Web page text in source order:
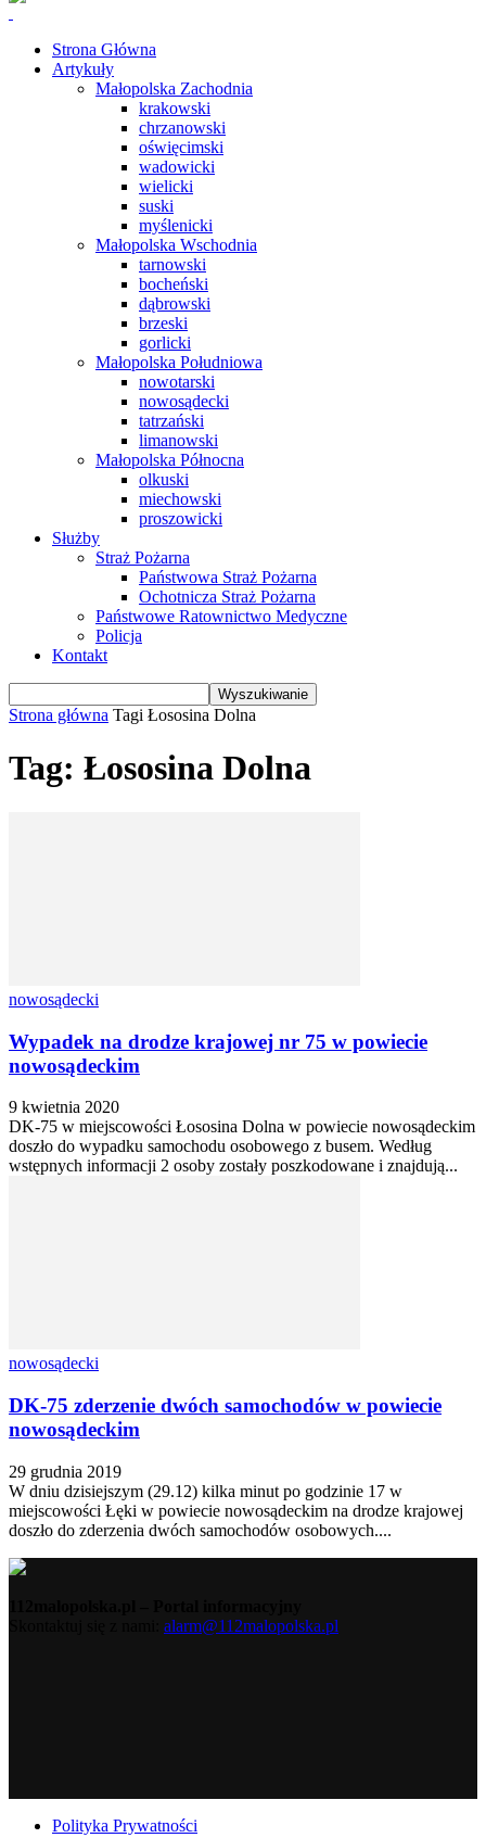
Strona Główna
Artykuły
Małopolska Zachodnia
krakowski
chrzanowski
oświęcimski
wadowicki
wielicki
suski
myślenicki
Małopolska Wschodnia
tarnowski
bocheński
dąbrowski
brzeski
gorlicki
Małopolska Południowa
nowotarski
nowosądecki
tatrzański
limanowski
Małopolska Północna
olkuski
miechowski
proszowicki
Służby
Straż Pożarna
Państwowa Straż Pożarna
Ochotnicza Straż Pożarna
Państwowe Ratownictwo Medyczne
Policja
Kontakt
Strona główna Tagi Łososina Dolna
Tag: Łososina Dolna
nowosądecki
Wypadek na drodze krajowej nr 75 w powiecie
nowosądeckim
9 kwietnia 2020
DK-75 w miejscowości Łososina Dolna w powiecie nowosądeckim
doszło do wypadku samochodu osobowego z busem. Według
wstępnych informacji 2 osoby zostały poszkodowane i znajdują...
nowosądecki
DK-75 zderzenie dwóch samochodów w powiecie
nowosądeckim
29 grudnia 2019
W dniu dzisiejszym (29.12) kilka minut po godzinie 17 w
miejscowości Łęki w powiecie nowosądeckim na drodze krajowej
doszło do zderzenia dwóch samochodów osobowych....
alarm@112malopolska.pl
Polityka Prywatności